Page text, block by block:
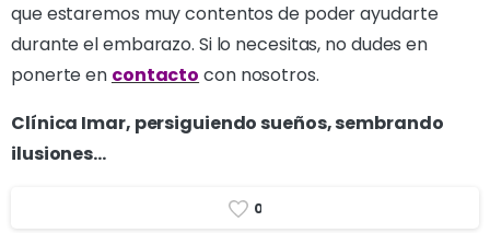
que estaremos muy contentos de poder ayudarte
durante el embarazo. Si lo necesitas, no dudes en
ponerte en contacto con nosotros.
Clínica Imar, persiguiendo sueños, sembrando
ilusiones…
0